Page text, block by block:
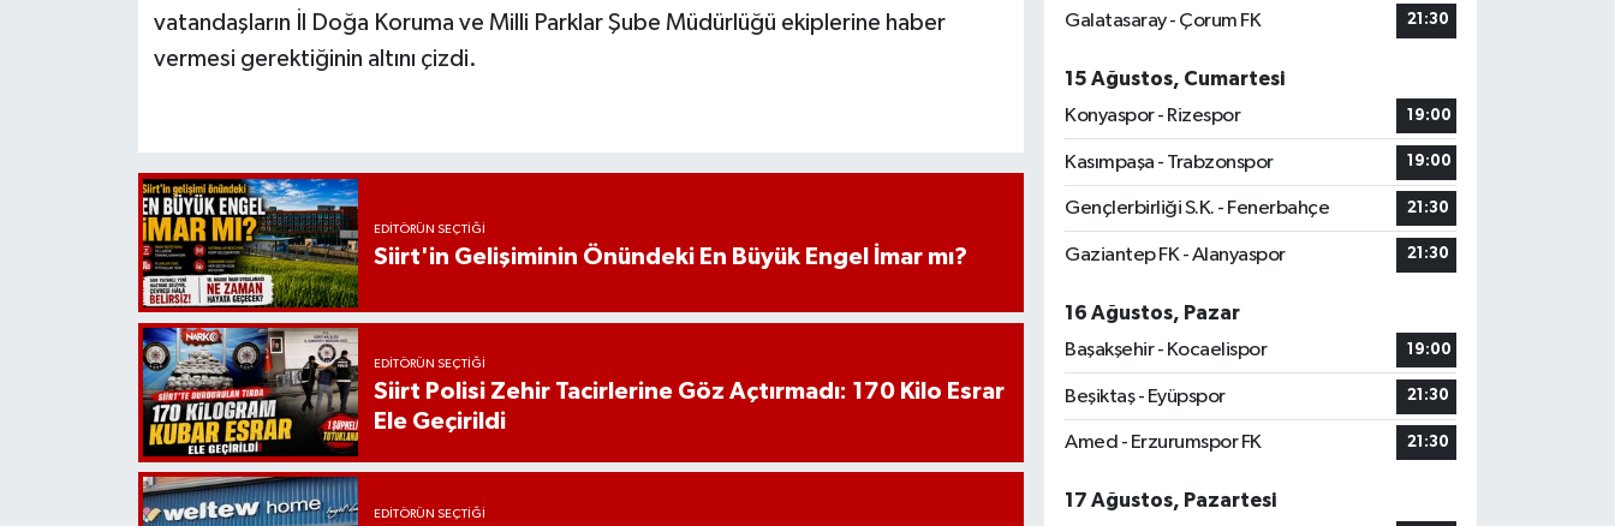
vatandaşların İl Doğa Koruma ve Milli Parklar Şube Müdürlüğü ekiplerine haber
vermesi gerektiğinin altını çizdi.
EDITÖRÜN SEÇTIĞI
Siirt'in Gelişiminin Önündeki En Büyük Engel İmar mı?
EDITÖRÜN SEÇTIĞI
Siirt Polisi Zehir Tacirlerine Göz Açtırmadı: 170 Kilo Esrar
Ele Geçirildi
EDITÖRÜN SEÇTIĞI
Galatasaray - Çorum FK
21:30
15 Ağustos, Cumartesi
Konyaspor - Rizespor
19:00
Kasımpaşa - Trabzonspor 19:00
Gençlerbirliği S.K. - Fenerbahçe 21:30
Gaziantep FK - Alanyaspor 21:30
16 Ağustos, Pazar
Başakşehir - Kocaelispor
19:00
Beşiktaş - Eyüpspor 21:30
Amed - Erzurumspor FK 21:30
17 Ağustos, Pazartesi